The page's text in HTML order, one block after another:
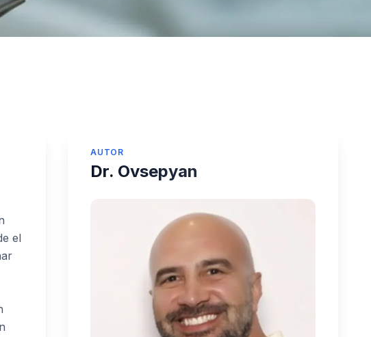
el
AUTOR
Dr. Ovsepyan